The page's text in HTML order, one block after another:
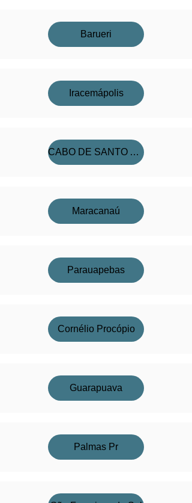
Barueri
Iracemápolis
CABO DE SANTO AGOSTINHO
Maracanaú
Parauapebas
Cornélio Procópio
Guarapuava
Palmas Pr